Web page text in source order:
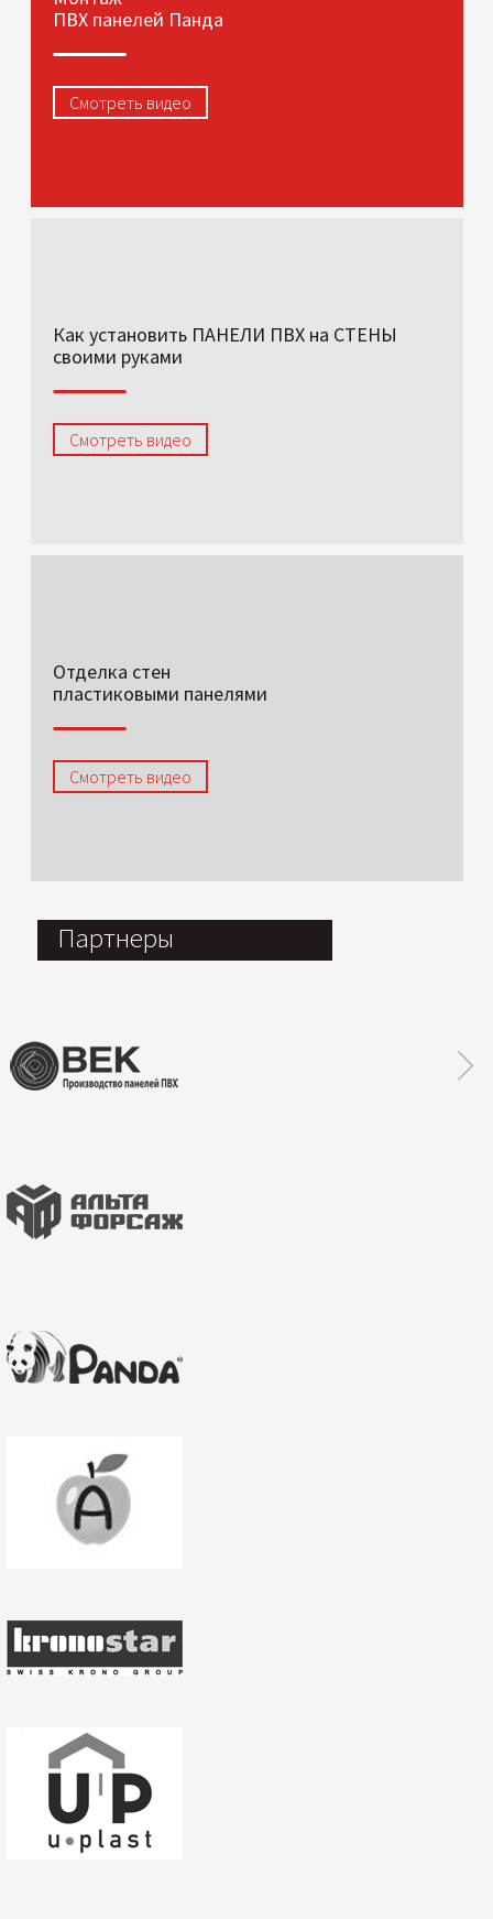
ПВХ панелей Панда
Смотреть видео
Как установить ПАНЕЛИ ПВХ на СТЕНЫ
своими руками
Смотреть видео
Отделка стен
пластиковыми панелями
Смотреть видео
Партнеры